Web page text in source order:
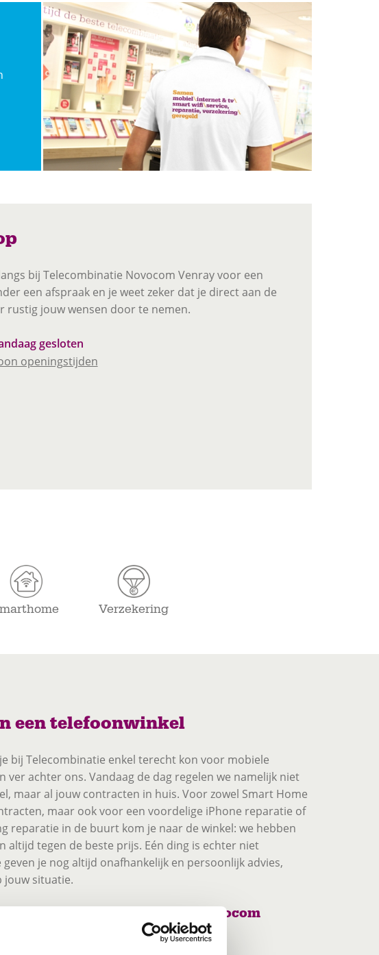
bij Telecombinatie Novocom Venray voor een
een afspraak en je weet zeker dat je direct aan de
rustig jouw wensen door te nemen.
gesloten
openingstijden
Verzekering
een telefoonwinkel
bij Telecombinatie enkel terecht kon voor mobiele
ver achter ons. Vandaag de dag regelen we namelijk niet
maar al jouw contracten in huis. Voor zowel Smart Home
maar ook voor een voordelige iPhone reparatie of
reparatie in de buurt kom je naar de winkel: we hebben
altijd tegen de beste prijs. Eén ding is echter niet
je nog altijd onafhankelijk en persoonlijk advies,
jouw situatie.
bij Telecombinatie Novocom